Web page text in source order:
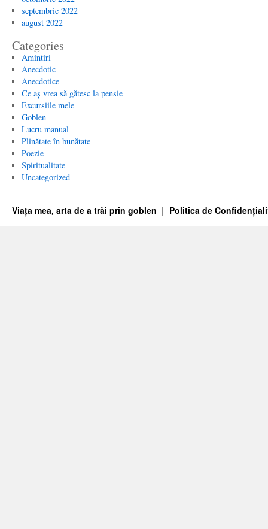
septembrie 2022
august 2022
Categories
Amintiri
Anecdotic
Anecdotice
Ce aș vrea să gătesc la pensie
Excursiile mele
Goblen
Lucru manual
Plinătate în bunătate
Poezie
Spiritualitate
Uncategorized
Viața mea, arta de a trăi prin goblen Politica de